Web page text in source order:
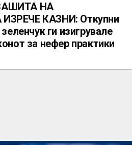
НА
КАЗНИ: Откупни
ги изигрувале
за нефер практики